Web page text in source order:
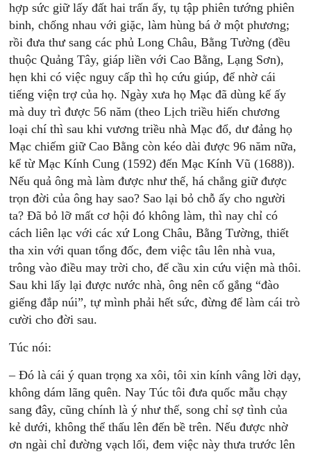
hợp sức giữ lấy đất hai trấn ấy, tụ tập phiên tướng phiên
binh, chống nhau với giặc, làm hùng bá ở một phương;
rồi đưa thư sang các phủ Long Châu, Bằng Tường (đều
thuộc Quảng Tây, giáp liền với Cao Bằng, Lạng Sơn),
hẹn khi có việc nguy cấp thì họ cứu giúp, để nhờ cái
tiếng viện trợ của họ. Ngày xưa họ Mạc đã dùng kế ấy
mà duy trì được 56 năm (theo Lịch triều hiến chương
loại chí thì sau khi vương triều nhà Mạc đổ, dư đảng họ
Mạc chiếm giữ Cao Bằng còn kéo dài được 96 năm nữa,
kể từ Mạc Kính Cung (1592) đến Mạc Kính Vũ (1688)).
Nếu quả ông mà làm được như thế, há chẳng giữ được
trọn đời của ông hay sao? Sao lại bỏ chỗ ấy cho người
ta? Đã bỏ lỡ mất cơ hội đó không làm, thì nay chỉ có
cách liên lạc với các xứ Long Châu, Bằng Tường, thiết
tha xin với quan tổng đốc, đem việc tâu lên nhà vua,
trông vào điều may trời cho, để cầu xin cứu viện mà thôi.
Sau khi lấy lại được nước nhà, ông nên cố gắng “đào
giếng đắp núi”, tự mình phải hết sức, đừng để làm cái trò
cười cho đời sau.
Túc nói:
– Đó là cái ý quan trọng xa xôi, tôi xin kính vâng lời dạy,
không dám lãng quên. Nay Túc tôi đưa quốc mẫu chạy
sang đây, cũng chính là ý như thế, song chỉ sợ tình của
kẻ dưới, không thể thấu lên đến bề trên. Nếu được nhờ
ơn ngài chỉ đường vạch lối, đem việc này thưa trước lên